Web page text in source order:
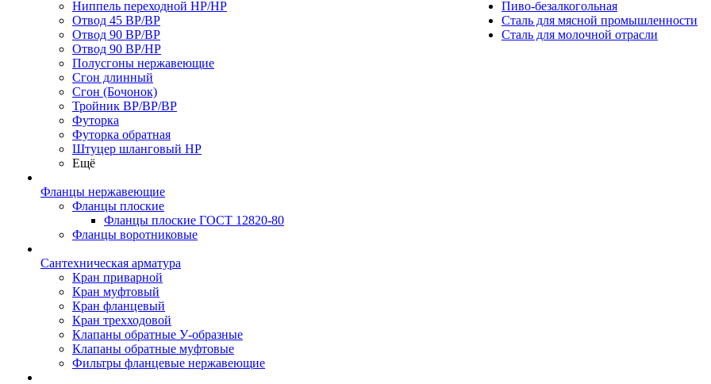
Ниппель переходной НР/НР
Отвод 45 ВР/ВР
Отвод 90 ВР/ВР
Отвод 90 ВР/НР
Полусгоны нержавеющие
Сгон длинный
Сгон (Бочонок)
Тройник ВР/ВР/ВР
Футорка
Футорка обратная
Штуцер шланговый НР
Ещё
Фланцы нержавеющие
Фланцы плоские
Фланцы плоские ГОСТ 12820-80
Фланцы воротниковые
Сантехническая арматура
Кран приварной
Кран муфтовый
Кран фланцевый
Кран трехходовой
Клапаны обратные У-образные
Клапаны обратные муфтовые
Фильтры фланцевые нержавеющие
Пиво-безалкогольная
Сталь для мясной промышленности
Сталь для молочной отрасли